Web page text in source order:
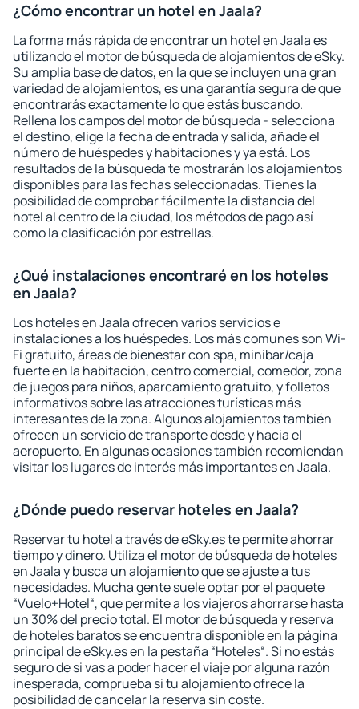
¿Cómo encontrar un hotel en Jaala?
La forma más rápida de encontrar un hotel en Jaala es
utilizando el motor de búsqueda de alojamientos de eSky.
Su amplia base de datos, en la que se incluyen una gran
variedad de alojamientos, es una garantía segura de que
encontrarás exactamente lo que estás buscando.
Rellena los campos del motor de búsqueda - selecciona
el destino, elige la fecha de entrada y salida, añade el
número de huéspedes y habitaciones y ya está. Los
resultados de la búsqueda te mostrarán los alojamientos
disponibles para las fechas seleccionadas. Tienes la
posibilidad de comprobar fácilmente la distancia del
hotel al centro de la ciudad, los métodos de pago así
como la clasificación por estrellas.
¿Qué instalaciones encontraré en los hoteles
en Jaala?
Los hoteles en Jaala ofrecen varios servicios e
instalaciones a los huéspedes. Los más comunes son Wi-
Fi gratuito, áreas de bienestar con spa, minibar/caja
fuerte en la habitación, centro comercial, comedor, zona
de juegos para niños, aparcamiento gratuito, y folletos
informativos sobre las atracciones turísticas más
interesantes de la zona. Algunos alojamientos también
ofrecen un servicio de transporte desde y hacia el
aeropuerto. En algunas ocasiones también recomiendan
visitar los lugares de interés más importantes en Jaala.
¿Dónde puedo reservar hoteles en Jaala?
Reservar tu hotel a través de eSky.es te permite ahorrar
tiempo y dinero. Utiliza el motor de búsqueda de hoteles
en Jaala y busca un alojamiento que se ajuste a tus
necesidades. Mucha gente suele optar por el paquete
“Vuelo+Hotel“, que permite a los viajeros ahorrarse hasta
un 30% del precio total. El motor de búsqueda y reserva
de hoteles baratos se encuentra disponible en la página
principal de eSky.es en la pestaña “Hoteles“. Si no estás
seguro de si vas a poder hacer el viaje por alguna razón
inesperada, comprueba si tu alojamiento ofrece la
posibilidad de cancelar la reserva sin coste.